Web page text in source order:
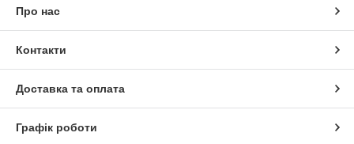
Про нас
Контакти
Доставка та оплата
Графік роботи